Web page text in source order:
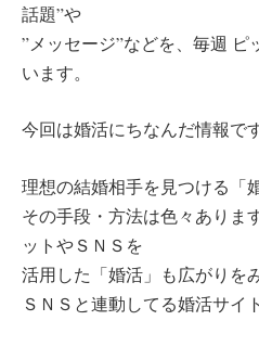
話題”や
”メッセージ”などを、毎週 ピ
います。
今回は婚活にちなんだ情報で
理想の結婚相手を見つける「
その手段・方法は色々ありま
ットやＳＮＳを
活用した「婚活」も広がりを
ＳＮＳと連動してる婚活サイ